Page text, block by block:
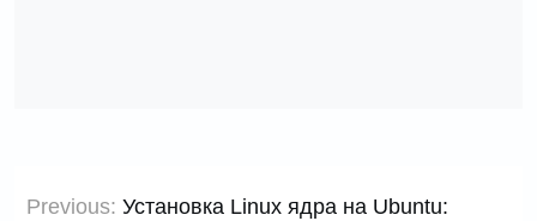
Previous: Установка Linux ядра на Ubuntu: